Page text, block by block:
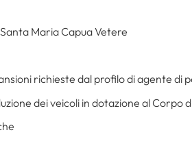
Maria Capua Vetere
richieste dal profilo di agente di
dei veicoli in dotazione al Corpo